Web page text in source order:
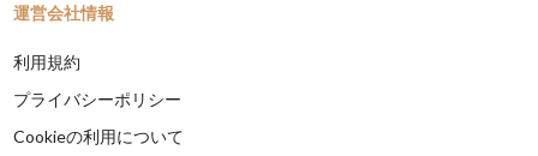
運営会社情報
利用規約
プライバシーポリシー
Cookieの利用について